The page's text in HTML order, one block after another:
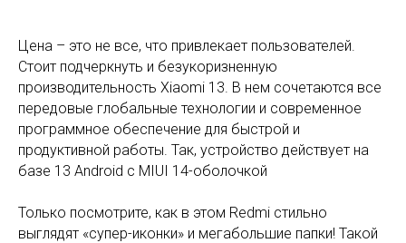
Цена – это не все, что привлекает пользователей.
Стоит подчеркнуть и безукоризненную
производительность Xiaomi 13. В нем сочетаются все
передовые глобальные технологии и современное
программное обеспечение для быстрой и
продуктивной работы. Так, устройство действует на
базе 13 Android с MIUI 14-оболочкой
Только посмотрите, как в этом Redmi стильно
выглядят «супер-иконки» и мегабольшие папки! Такой